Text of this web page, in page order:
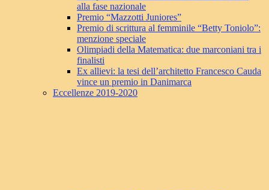
alla fase nazionale
Premio “Mazzotti Juniores”
Premio di scrittura al femminile “Betty Toniolo”:
menzione speciale
Olimpiadi della Matematica: due marconiani tra i
finalisti
Ex allievi: la tesi dell’architetto Francesco Cauda
vince un premio in Danimarca
Eccellenze 2019-2020